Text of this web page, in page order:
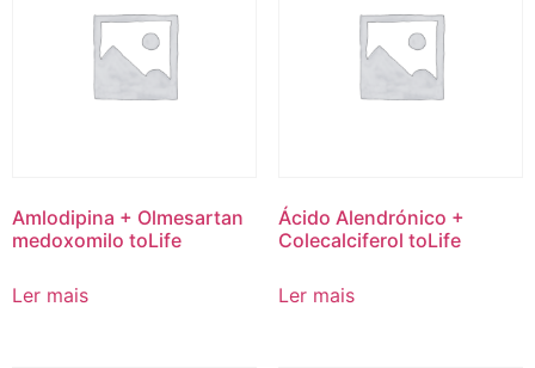
Amlodipina + Olmesartan
medoxomilo toLife
Ler mais
Ácido Alendrónico +
Colecalciferol toLife
Ler mais